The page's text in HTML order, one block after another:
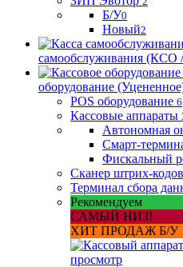
Б/У0
Новый2
самообслуживания (КСО
оборудование
POS оборудование 6
Кассовые аппараты
Автономная
Смарт-
Фискальный
Сканер штрих-кодов
Терминал сбора
Рекомендуем
САМЫЙ НИЗ!
ХИТ ПРОДАЖ Б/У
просмотр